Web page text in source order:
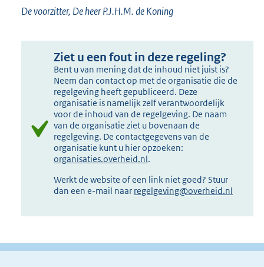
De voorzitter, De heer P.J.H.M. de Koning
Ziet u een fout in deze regeling?
Bent u van mening dat de inhoud niet juist is?
Neem dan contact op met de organisatie die de
regelgeving heeft gepubliceerd. Deze
organisatie is namelijk zelf verantwoordelijk
voor de inhoud van de regelgeving. De naam
van de organisatie ziet u bovenaan de
regelgeving. De contactgegevens van de
organisatie kunt u hier opzoeken:
organisaties.overheid.nl.
Werkt de website of een link niet goed? Stuur
dan een e-mail naar regelgeving@overheid.nl